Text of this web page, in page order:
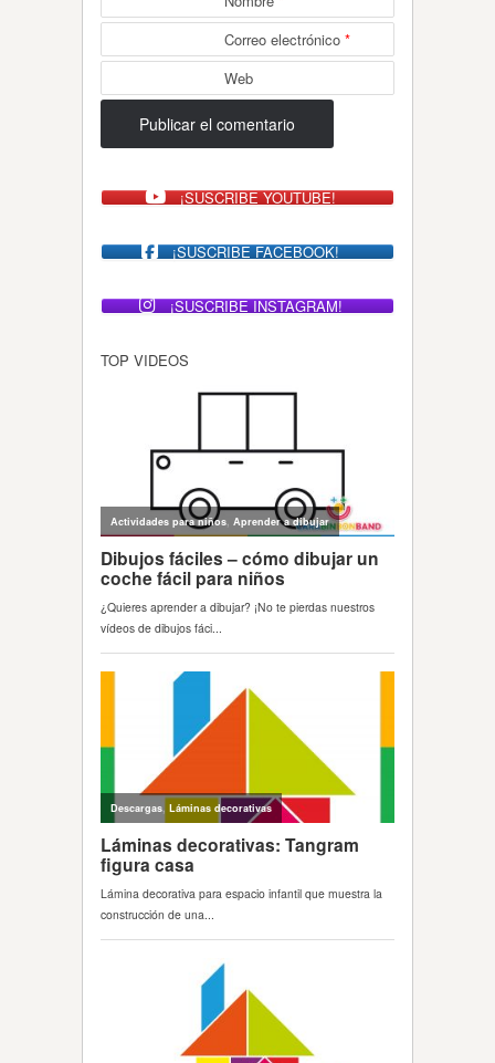
Correo electrónico *
Web
¡SUSCRIBE YOUTUBE!
¡SUSCRIBE FACEBOOK!
¡SUSCRIBE INSTAGRAM!
TOP VIDEOS